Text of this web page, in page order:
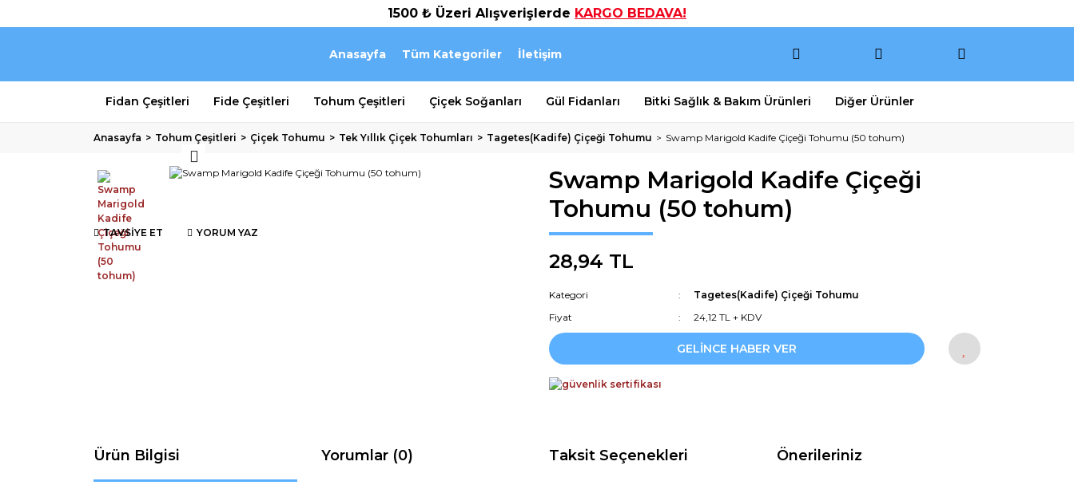
1500 ₺ Üzeri Alışverişlerde KARGO BEDAVA!
Anasayfa Tüm Kategoriler İletişim
Fidan Çeşitleri Fide Çeşitleri Tohum Çeşitleri Çiçek Soğanları Gül Fidanları Bitki Sağlık & Bakım Ürünleri Diğer Ürünler
Anasayfa Tohum Çeşitleri Çiçek Tohumu Tek Yıllık Çiçek Tohumları Tagetes(Kadife) Çiçeği Tohumu Swamp Marigold Kadife Çiçeği Tohumu (50 tohum)
TAVSİYE ET YORUM YAZ
Swamp Marigold Kadife Çiçeği
Tohumu (50 tohum)
28,94 TL
Kategori
Tagetes(Kadife) Çiçeği Tohumu
Fiyat
24,12 TL + KDV
GELİNCE HABER VER
Ürün Bilgisi Yorumlar (0) Taksit Seçenekleri Önerileriniz